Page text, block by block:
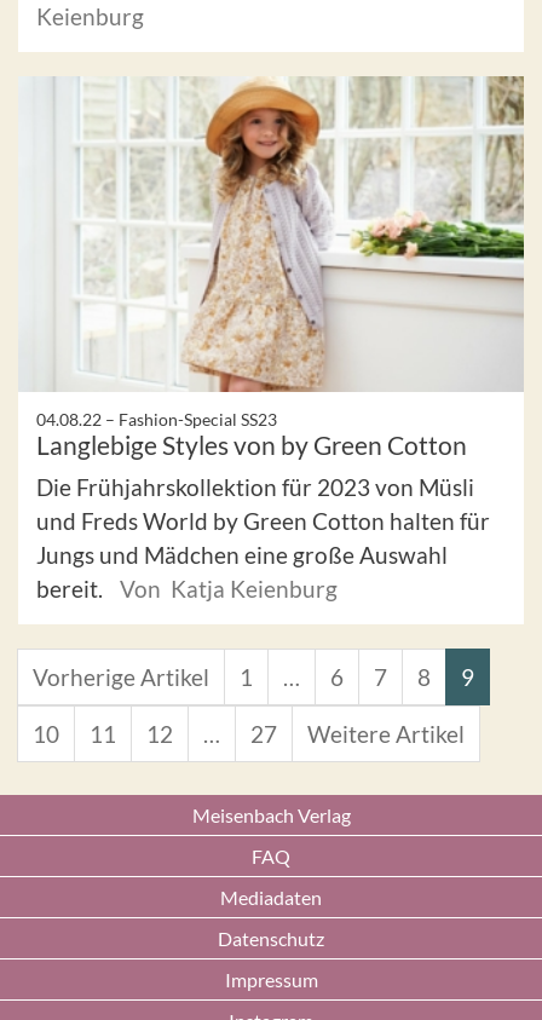
Keienburg
04.08.22 – Fashion-Special SS23
Langlebige Styles von by Green Cotton
Die Frühjahrskollektion für 2023 von Müsli
und Freds World by Green Cotton halten für
Jungs und Mädchen eine große Auswahl
bereit.
Von Katja Keienburg
Vorherige Artikel 1 … 6 7 8 9
10 11 12 … 27 Weitere Artikel
Meisenbach Verlag
FAQ
Mediadaten
Datenschutz
Impressum